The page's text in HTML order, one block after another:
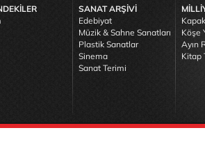
SANAT ARŞİVİ
Edebiyat
Müzik & Sahne Sanatları
Plastik Sanatlar
Sinema
Sanat Terimi
Köşe
Ayın
Kitap